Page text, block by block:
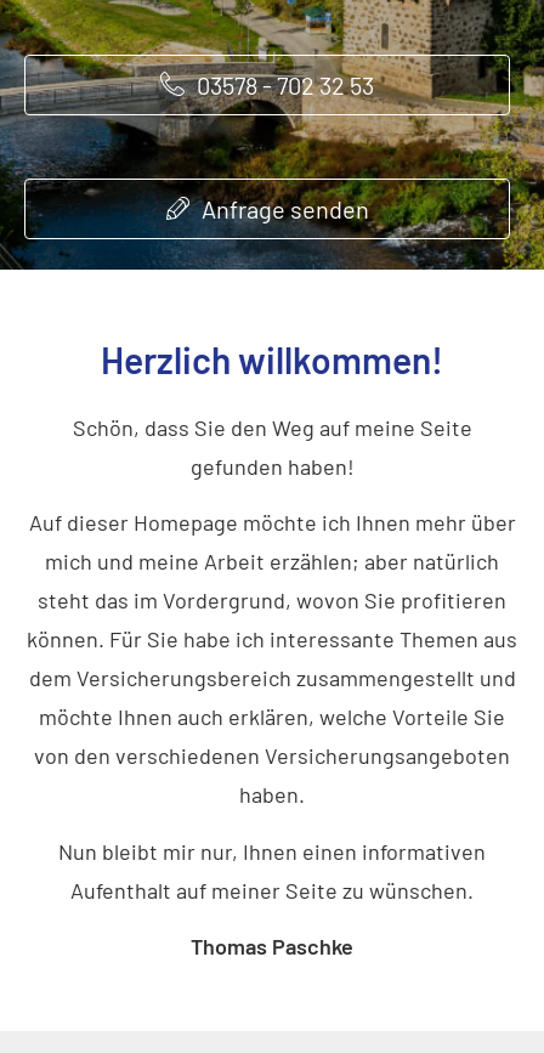
03578 - 702 32 53
Anfrage senden
03578 - 702 32 53
Anfrage senden
03578 - 702 32 53
Anfrage senden
Herzlich willkommen!
Schön, dass Sie den Weg auf meine Seite
gefunden haben!
Auf dieser Homepage möchte ich Ihnen mehr über
mich und meine Arbeit erzählen; aber natürlich
steht das im Vordergrund, wovon Sie profitieren
können. Für Sie habe ich interessante Themen aus
dem Versicherungsbereich zusammengestellt und
möchte Ihnen auch erklären, welche Vorteile Sie
von den verschiedenen Versicherungsangeboten
haben.
Nun bleibt mir nur, Ihnen einen informativen
Aufenthalt auf meiner Seite zu wün­schen.
Thomas Paschke